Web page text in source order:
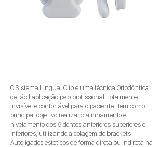
O Sistema Lingual Clip é uma técnica Ortodôntica
de fácil aplicação pelo profissional, totalmente
Invisível e confortável para o paciente. Tem como
principal objetivo realizar o alinhamento e
nivelamento dos 6 dentes anteriores superiores e
inferiores, utilizando a colagem de brackets
Autoligados estéticos de forma direta ou indireta na